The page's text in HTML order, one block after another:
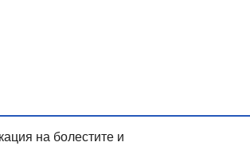
на болестите и